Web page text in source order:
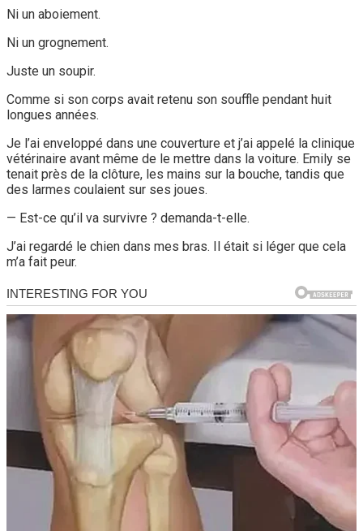
Ni un aboiement.
Ni un grognement.
Juste un soupir.
Comme si son corps avait retenu son souffle pendant huit
longues années.
Je l’ai enveloppé dans une couverture et j’ai appelé la clinique
vétérinaire avant même de le mettre dans la voiture. Emily se
tenait près de la clôture, les mains sur la bouche, tandis que
des larmes coulaient sur ses joues.
— Est-ce qu’il va survivre ? demanda-t-elle.
J’ai regardé le chien dans mes bras. Il était si léger que cela
m’a fait peur.